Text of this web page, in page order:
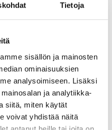
Tietoja
sisällön ja mainosten
ominaisuuksien
analysoimiseen. Lisäksi
ja analytiikka-
siitä, miten käytät
voivat yhdistää näitä
paineherkkä
(rulla)
kertakäyttöinen kalvo
Kestää jopa 210 asteen
LUE LISÄÄ